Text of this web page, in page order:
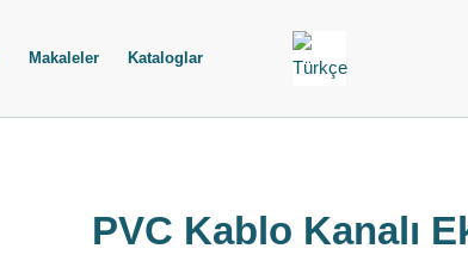
Makaleler Kataloglar
PVC Kablo Kanalı